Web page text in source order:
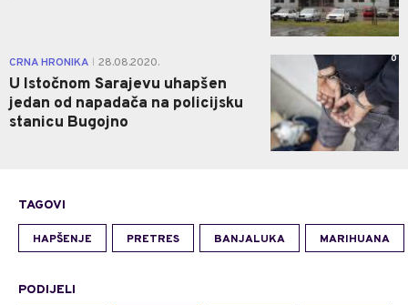
CRNA HRONIKA 28.08.2020.
U Istočnom Sarajevu uhapšen
jedan od napadača na policijsku
stanicu Bugojno
0
TAGOVI
HAPŠENJE PRETRES BANJALUKA MARIHUANA
PODIJELI